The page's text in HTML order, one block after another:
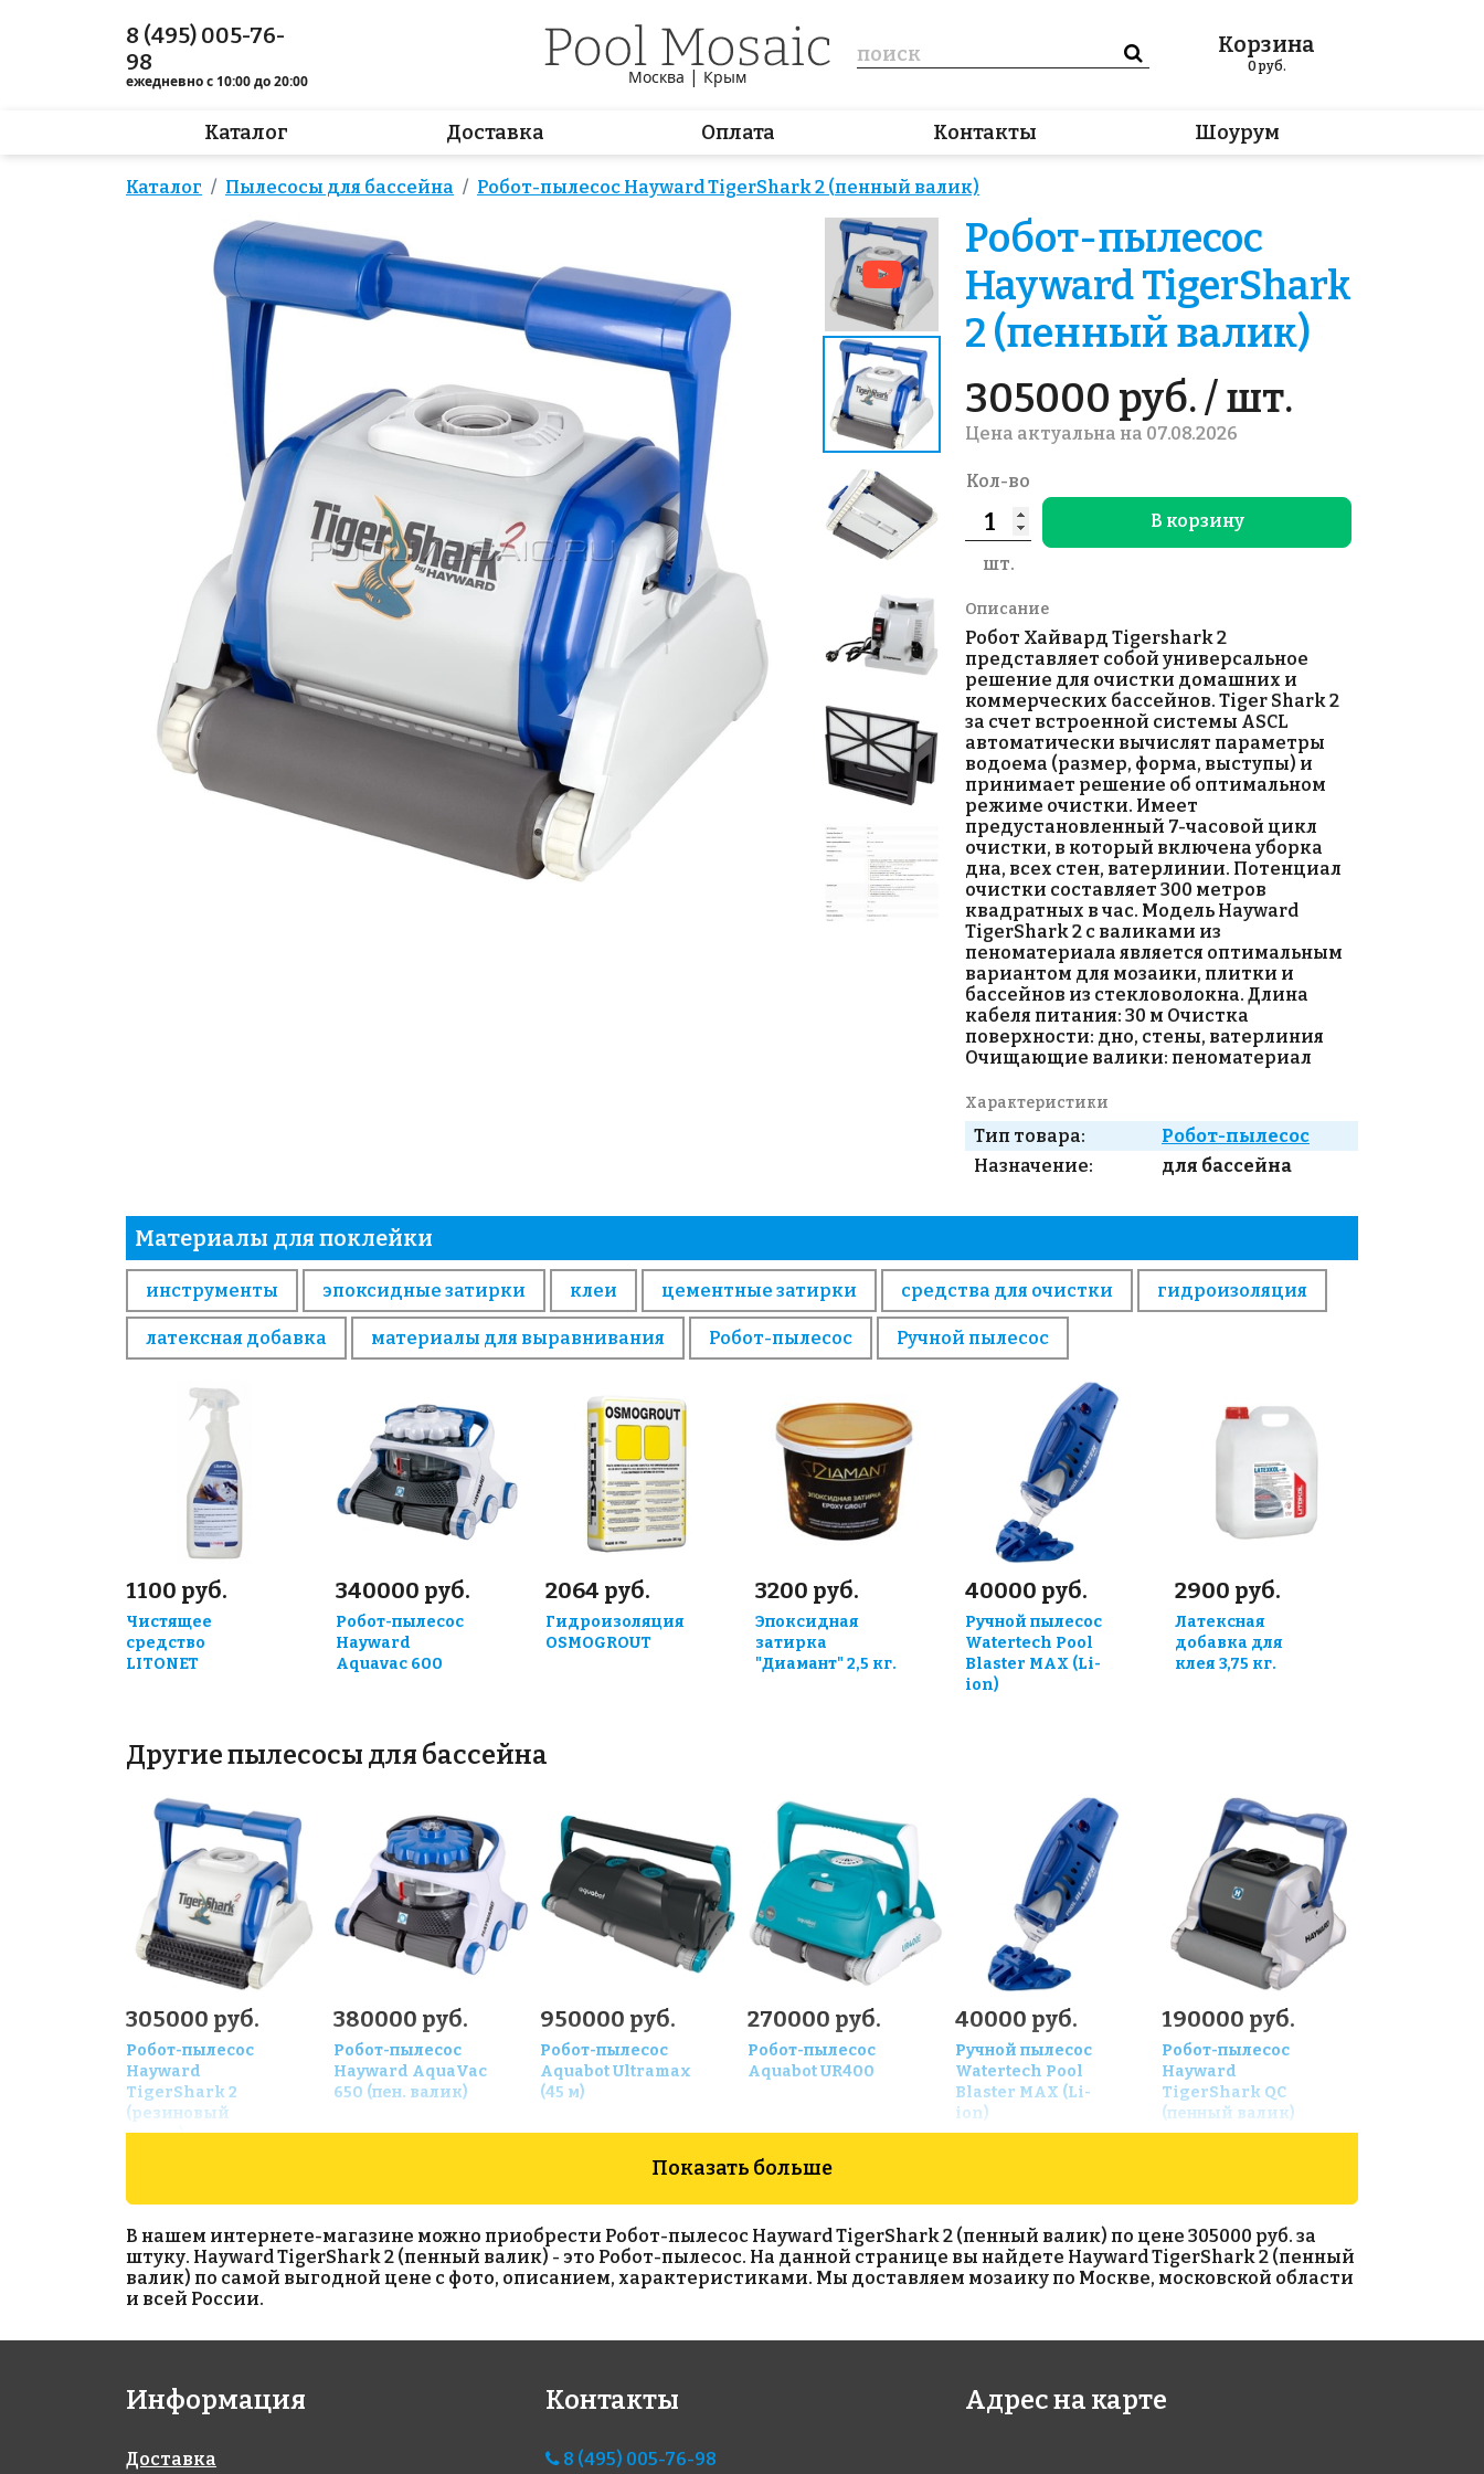
8 (495) 005-76-
98
ежедневно с 10:00 до 20:00 Москва | Крым
Корзина
0руб.
Каталог Доставка Оплата Контакты Шоурум
Каталог Пылесосы для бассейна Робот-пылесос Hayward TigerShark 2 (пенный валик)
Робот-пылесос
Hayward TigerShark
2 (пенный валик)
305000 руб. / шт.
Цена актуальна на 07.08.2026
Кол-во
шт.
В корзину
Описание
Робот Хайвард Tigershark 2
представляет собой универсальное
решение для очистки домашних и
коммерческих бассейнов. Tiger Shark 2
за счет встроенной системы ASCL
автоматически вычислят параметры
водоема (размер, форма, выступы) и
принимает решение об оптимальном
режиме очистки. Имеет
предустановленный 7-часовой цикл
очистки, в который включена уборка
дна, всех стен, ватерлинии. Потенциал
очистки составляет 300 метров
квадратных в час. Модель Hayward
TigerShark 2 с валиками из
пеноматериала является оптимальным
вариантом для мозаики, плитки и
бассейнов из стекловолокна. Длина
кабеля питания: 30 м Очистка
поверхности: дно, стены, ватерлиния
Очищающие валики: пеноматериал
Характеристики
Тип товара:
Робот-пылесос
Назначение:
для бассейна
Материалы для поклейки
инструменты эпоксидные затирки клеи цементные затирки средства для очистки гидроизоляция
латексная добавка материалы для выравнивания Робот-пылесос Ручной пылесос
1100 руб.
Чистящее
средство
LITONET
340000 руб.
Робот-пылесос
Hayward
Aquavac 600
2064 руб.
Гидроизоляция
OSMOGROUT
3200 руб.
Эпоксидная
затирка
"Диамант" 2,5 кг.
40000 руб.
Ручной пылесос
Watertech Pool
Blaster MAX (Li-
ion)
2900 руб.
Латексная
добавка для
клея 3,75 кг.
Другие пылесосы для бассейна
305000 руб.
Робот-пылесос
Hayward
TigerShark 2
(резиновый
валик)
380000 руб.
Робот-пылесос
Hayward AquaVac
650 (пен. валик)
950000 руб.
Робот-пылесоc
Aquabot Ultramax
(45 м)
270000 руб.
Робот-пылесоc
Aquabot UR400
40000 руб.
Ручной пылесос
Watertech Pool
Blaster MAX (Li-
ion)
190000 руб.
Робот-пылесос
Hayward
TigerShark QC
(пенный валик)
125000 руб.
Aquaviva Optimus
300000 руб.
Aquabot Aquarius
670000 руб. 340000 руб.
Показать больше
В нашем интернете-магазине можно приобрести Робот-пылесос Hayward TigerShark 2 (пенный валик) по цене 305000 руб. за
штуку. Hayward TigerShark 2 (пенный валик) - это Робот-пылесос. На данной странице вы найдете Hayward TigerShark 2 (пенный
валик) по самой выгодной цене с фото, описанием, характеристиками. Мы доставляем мозаику по Москве, московской области
и всей России.
Информация
Доставка
Контакты
8 (495) 005-76-98
Адрес на карте